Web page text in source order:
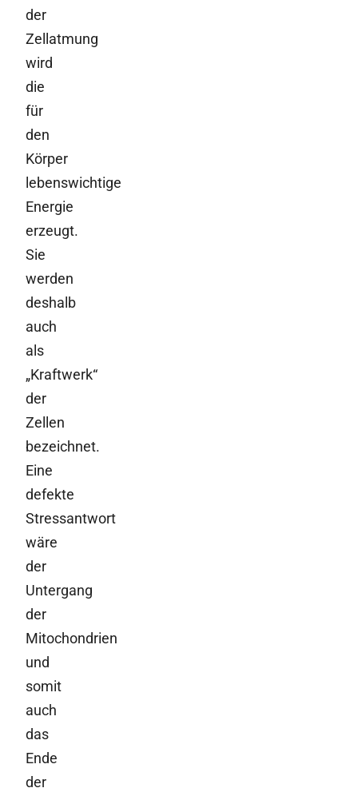
der
Zellatmung
wird
die
für
den
Körper
lebenswichtige
Energie
erzeugt.
Sie
werden
deshalb
auch
als
„Kraftwerk“
der
Zellen
bezeichnet.
Eine
defekte
Stressantwort
wäre
der
Untergang
der
Mitochondrien
und
somit
auch
das
Ende
der